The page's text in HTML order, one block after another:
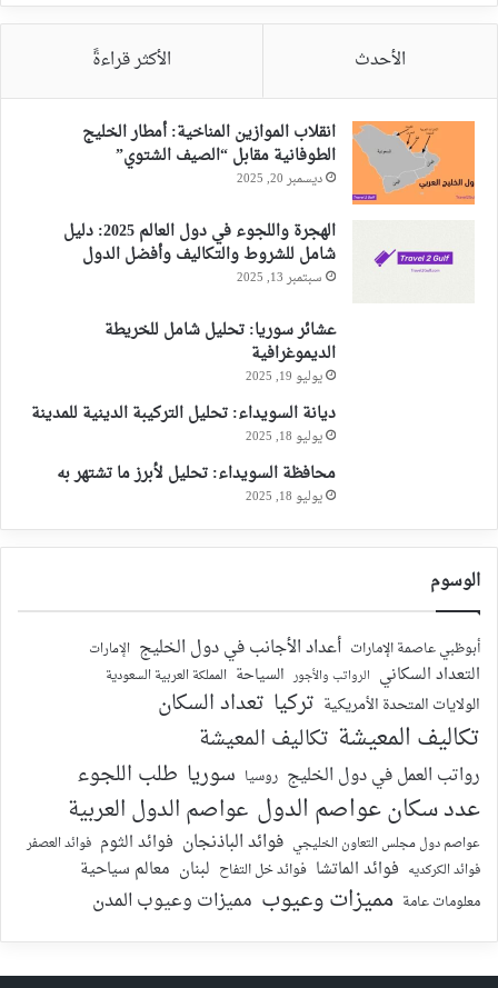
الأحدث الأكثر قراءةً
انقلاب الموازين المناخية: أمطار الخليج
الطوفانية مقابل “الصيف الشتوي”
ديسمبر 20, 2025
الهجرة واللجوء في دول العالم 2025: دليل
شامل للشروط والتكاليف وأفضل الدول
سبتمبر 13, 2025
عشائر سوريا: تحليل شامل للخريطة
الديموغرافية
يوليو 19, 2025
ديانة السويداء: تحليل التركيبة الدينية للمدينة
يوليو 18, 2025
محافظة السويداء: تحليل لأبرز ما تشتهر به
يوليو 18, 2025
الوسوم
أبوظبي عاصمة الإمارات أعداد الأجانب في دول الخليج الإمارات
التعداد السكاني الرواتب والأجور السياحة المملكة العربية السعودية
الولايات المتحدة الأمريكية تركيا تعداد السكان
تكاليف المعيشة تكاليف المعيشة
رواتب العمل في دول الخليج روسيا سوريا طلب اللجوء
عدد سكان عواصم الدول عواصم الدول العربية
عواصم دول مجلس التعاون الخليجي فوائد الباذنجان فوائد الثوم فوائد العصفر
فوائد الكركديه فوائد الماتشا فوائد خل التفاح لبنان معالم سياحية
معلومات عامة مميزات وعيوب مميزات وعيوب المدن